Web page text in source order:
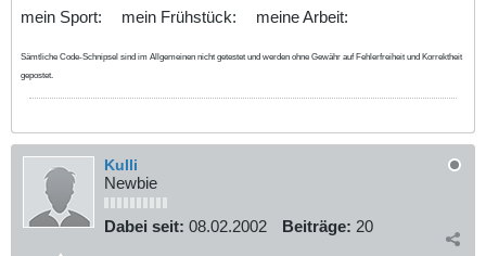
mein Sport: mein Frühstück: meine Arbeit:
Sämtliche Code-Schnipsel sind im Allgemeinen nicht getestet und werden ohne Gewähr auf Fehlerfreiheit und Korrektheit
gepostet.
Kulli
Newbie
Dabei seit: 08.02.2002 Beiträge: 20